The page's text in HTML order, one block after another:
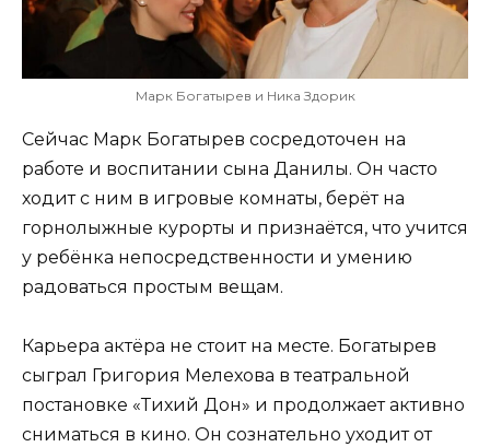
Марк Богатырев и Ника Здорик
Сейчас Марк Богатырев сосредоточен на
работе и воспитании сына Данилы. Он часто
ходит с ним в игровые комнаты, берёт на
горнолыжные курорты и признаётся, что учится
у ребёнка непосредственности и умению
радоваться простым вещам.
Карьера актёра не стоит на месте. Богатырев
сыграл Григория Мелехова в театральной
постановке «Тихий Дон» и продолжает активно
сниматься в кино. Он сознательно уходит от